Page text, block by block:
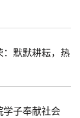
：默默耕耘，热
学子奉献社会